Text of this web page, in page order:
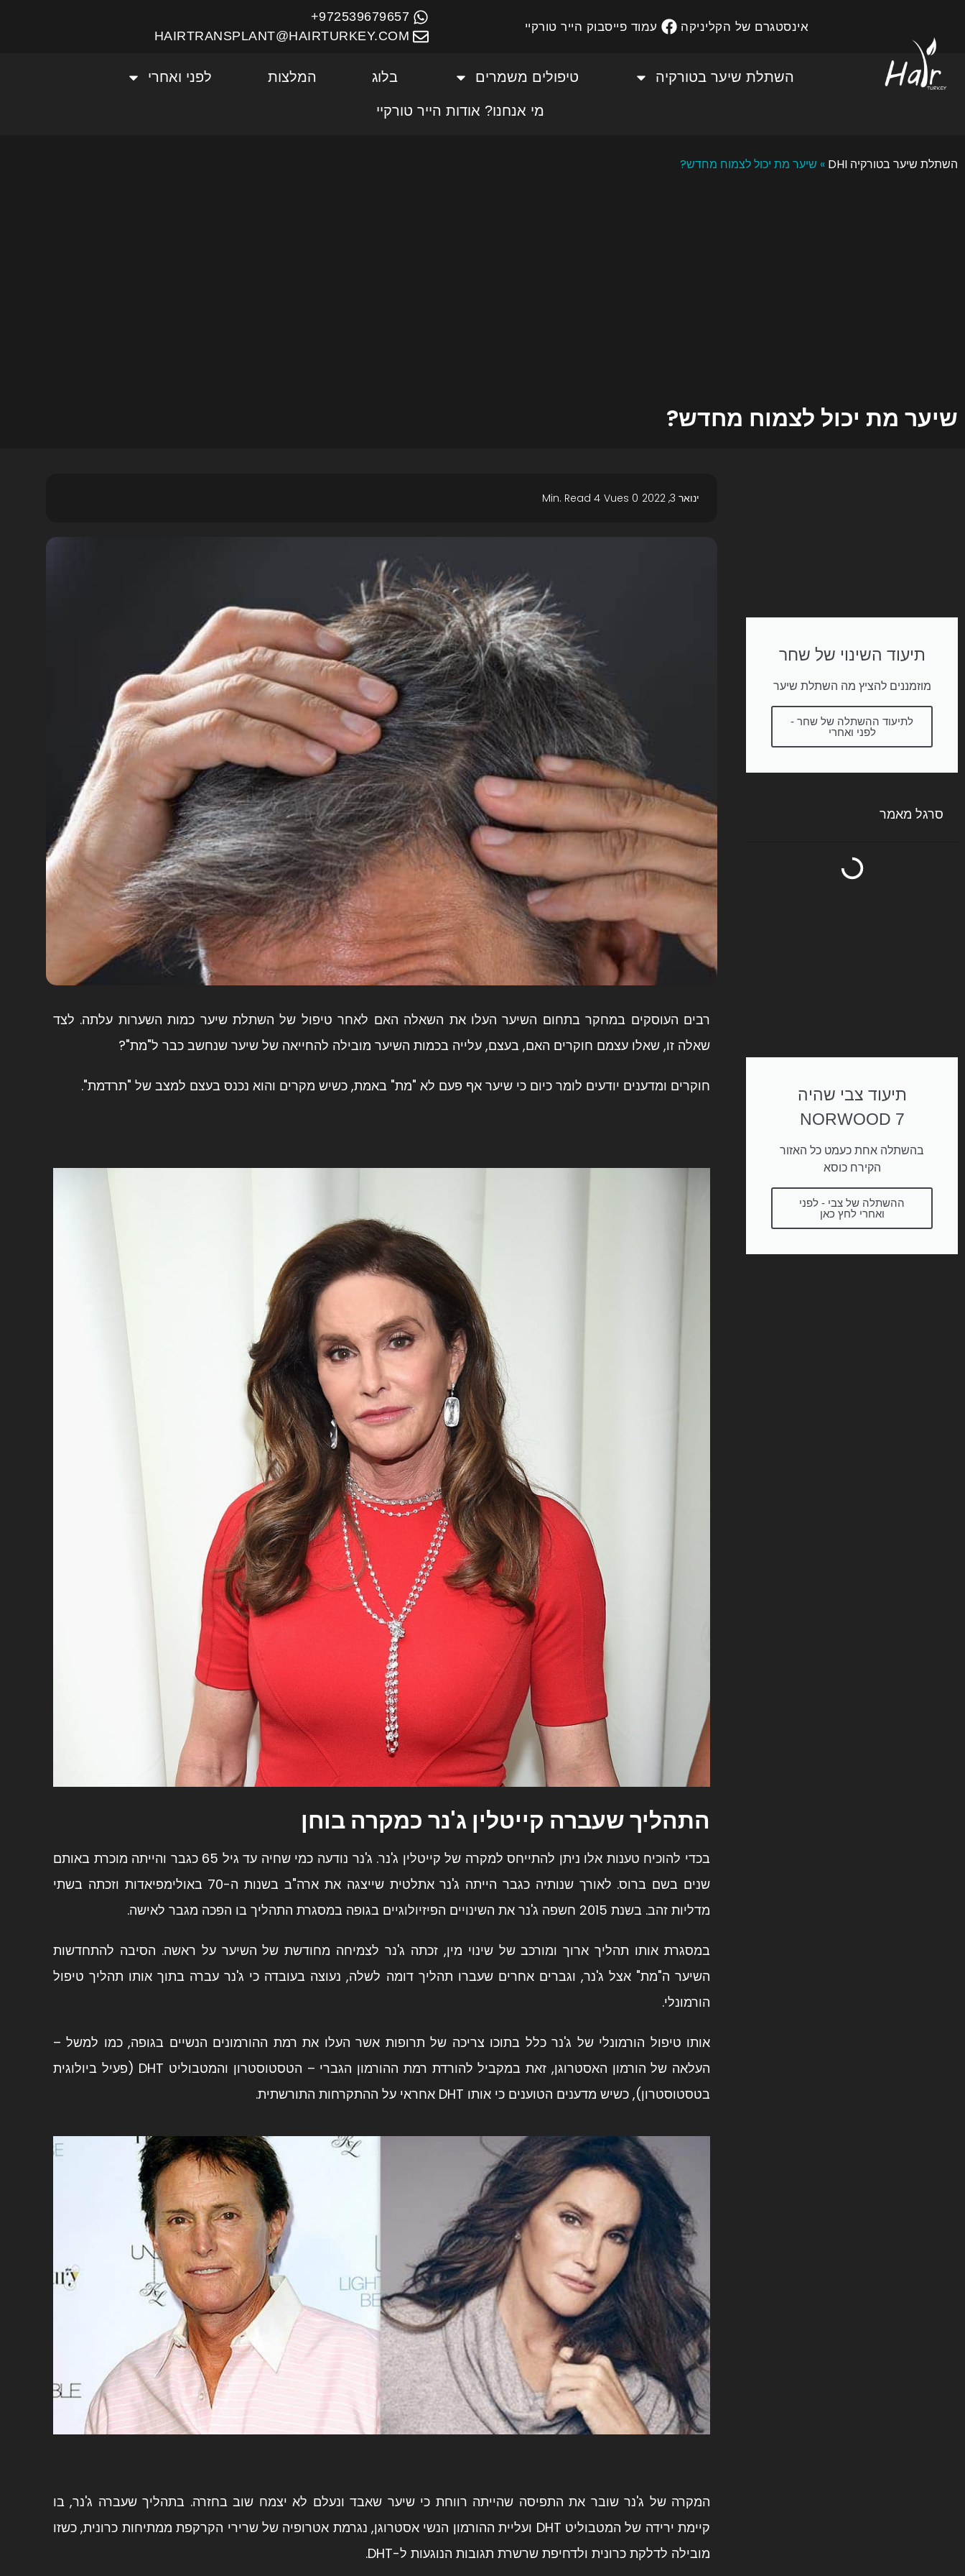
אינסטגרם של הקליניקה עמוד פייסבוק הייר טורקיי
972539679657+
HAIRTRANSPLANT@HAIRTURKEY.COM
השתלת שיער בטורקיה טיפולים משמרים בלוג המלצות לפני ואחרי
מי אנחנו? אודות הייר טורקיי
השתלת שיער בטורקיה DHI » שיער מת יכול לצמוח מחדש?
שיער מת יכול לצמוח מחדש?
תיעוד השינוי של שחר
מוזמננים להציץ מה השתלת שיער
לתיעוד ההשתלה של שחר -
לפני ואחרי
סרגל מאמר
תיעוד צבי שהיה
NORWOOD 7
בהשתלה אחת כעמט כל האזור
הקירח כוסא
ההשתלה של צבי - לפני
ואחרי לחץ כאן
ינואר 3, 2022 0 Vues
4 Min. Read
רבים העוסקים במחקר בתחום השיער העלו את השאלה האם לאחר טיפול של השתלת שיער כמות השערות עלתה. לצד
שאלה זו, שאלו עצמם חוקרים האם, בעצם, עלייה בכמות השיער מובילה להחייאה של שיער שנחשב כבר ל"מת"?
חוקרים ומדענים יודעים לומר כיום כי שיער אף פעם לא "מת" באמת, כשיש מקרים והוא נכנס בעצם למצב של "תרדמת".
התהליך שעברה קייטלין ג'נר כמקרה בוחן
בכדי להוכיח טענות אלו ניתן להתייחס למקרה של קייטלין ג'נר
. ג'נר נודעה כמי שחיה עד גיל 65 כגבר והייתה מוכרת באותם
שנים בשם ברוס. לאורך שנותיה כגבר הייתה ג'נר אתלטית שייצגה את ארה"ב בשנות ה-70 באולימפיאדות וזכתה בשתי
מדליות זהב. בשנת 2015 חשפה ג'נר את השינויים הפיזיולוגיים בגופה במסגרת התהליך בו הפכה מגבר לאישה.
במסגרת אותו תהליך ארוך ומורכב של שינוי מין, זכתה ג'נר לצמיחה מחודשת של השיער על ראשה. הסיבה להתחדשות
השיער ה"מת" אצל ג'נר, וגברים אחרים שעברו תהליך דומה לשלה, נעוצה בעובדה כי ג'נר עברה בתוך אותו תהליך טיפול
הורמונלי.
אותו טיפול הורמונלי של ג'נר כלל בתוכו צריכה של תרופות אשר העלו את רמת ההורמונים הנשיים בגופה, כמו למשל –
העלאה של הורמון האסטרוגן, זאת במקביל להורדת רמת ההורמון הגברי – הטסטוסטרון והמטבוליט DHT (פעיל ביולוגית
בטסטוסטרון), כשיש מדענים הטוענים כי אותו DHT אחראי על ההתקרחות התורשתית.
המקרה של ג'נר שובר את התפיסה שהייתה רווחת כי שיער שאבד ונעלם לא יצמח שוב בחזרה. בתהליך שעברה ג'נר, בו
קיימת ירידה של המטבוליט DHT ועליית ההורמון הנשי אסטרוגן, נגרמת אטרופיה של שרירי הקרקפת ממתיחות כרונית, כשזו
מובילה לדלקת כרונית ולדחיפת שרשרת תגובות הנוגעות ל-DHT.